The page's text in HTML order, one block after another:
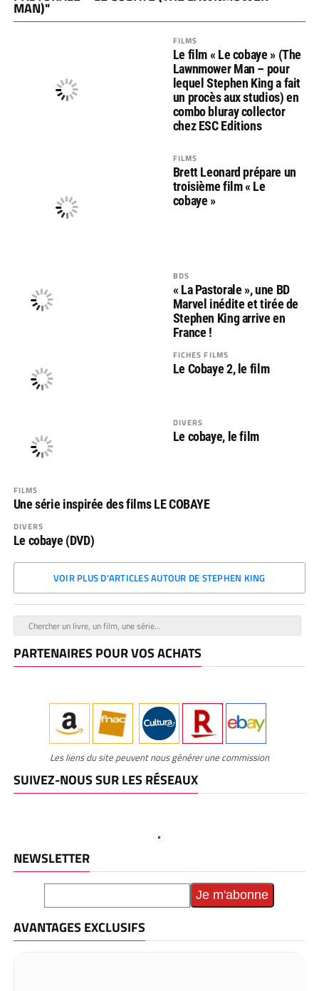
MAN)"
FILMS
Le film « Le cobaye » (The
Lawnmower Man – pour
lequel Stephen King a fait
un procès aux studios) en
combo bluray collector
chez ESC Editions
FILMS
Brett Leonard prépare un
troisième film « Le
cobaye »
BDS
« La Pastorale », une BD
Marvel inédite et tirée de
Stephen King arrive en
France !
FICHES FILMS
Le Cobaye 2, le film
DIVERS
Le cobaye, le film
FILMS
Une série inspirée des films LE COBAYE
DIVERS
Le cobaye (DVD)
VOIR PLUS D'ARTICLES AUTOUR DE STEPHEN KING
PARTENAIRES POUR VOS ACHATS
Les liens du site peuvent nous générer une commission
SUIVEZ-NOUS SUR LES RÉSEAUX
NEWSLETTER
AVANTAGES EXCLUSIFS